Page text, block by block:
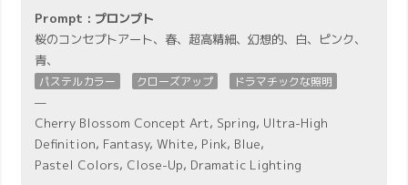
Prompt : プロンプト
桜のコンセプトアート、春、超高精細、幻想的、白、ピンク、
青、
パステルカラー クローズアップ ドラマチックな照明
—
Cherry Blossom Concept Art, Spring, Ultra-High
Definition, Fantasy, White, Pink, Blue,
Pastel Colors, Close-Up, Dramatic Lighting